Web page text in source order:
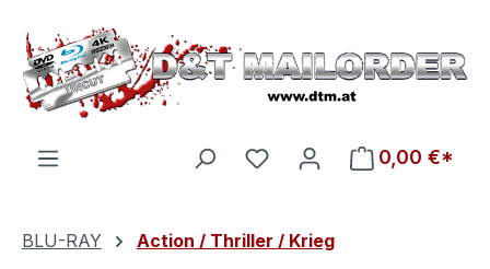
Zum Hauptinhalt springen
Du hast 0 Produkte auf
0,00 €*
BLU-RAY Action / Thriller / Krieg